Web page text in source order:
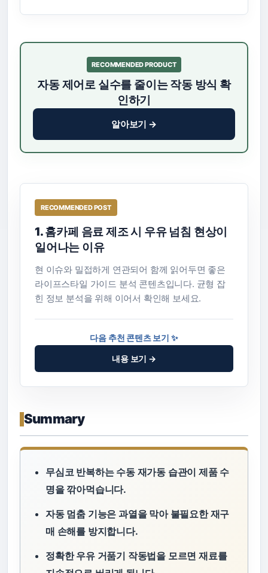
RECOMMENDED PRODUCT
자동 제어로 실수를 줄이는 작동 방식 확
인하기
알아보기 →
RECOMMENDED POST
1. 홈카페 음료 제조 시 우유 넘침 현상이
일어나는 이유
현 이슈와 밀접하게 연관되어 함께 읽어두면 좋은
라이프스타일 가이드 분석 콘텐츠입니다. 균형 잡
힌 정보 분석을 위해 이어서 확인해 보세요.
다음 추천 콘텐츠 보기 ✨
내용 보기 →
Summary
무심코 반복하는 수동 재가동 습관이 제품 수
명을 깎아먹습니다.
자동 멈춤 기능은 과열을 막아 불필요한 재구
매 손해를 방지합니다.
정확한 우유 거품기 작동법을 모르면 재료를